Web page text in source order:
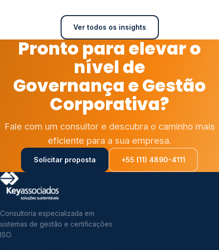
Ver todos os insights
Pronto para elevar o
nível de
Governança e Gestão
Corporativa?
Fale com um consultor e descubra o caminho mais
eficiente para a sua empresa.
Solicitar proposta +55 (11) 4890-4111
Consultoria especializada em
sistemas de gestão e certificações
ISO.